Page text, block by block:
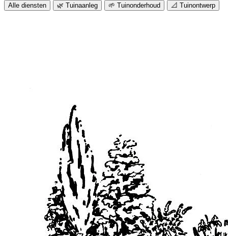
Alle diensten 🌿 Tuinaanleg 🌱 Tuinonderhoud 📐 Tuinontwerp